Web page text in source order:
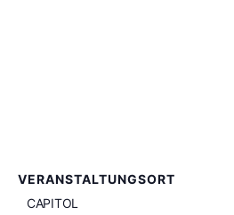
VERANSTALTUNGSORT
CAPITOL